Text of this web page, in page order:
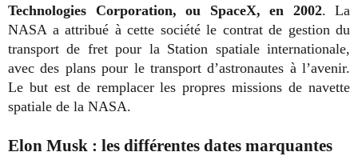
Technologies Corporation, ou SpaceX, en 2002. La
NASA a attribué à cette société le contrat de gestion du
transport de fret pour la Station spatiale internationale,
avec des plans pour le transport d’astronautes à l’avenir.
Le but est de remplacer les propres missions de navette
spatiale de la NASA.
Elon Musk : les différentes dates marquantes